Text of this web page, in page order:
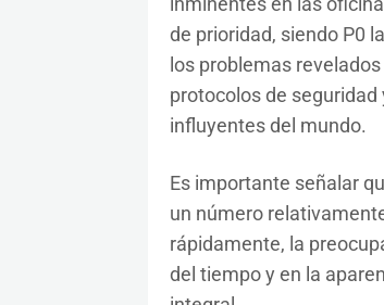
de prioridad, siendo P0
los problemas
protocolos de
influyentes del mundo.
Es importante señalar
un número
rápidamente, la
del tiempo y en la